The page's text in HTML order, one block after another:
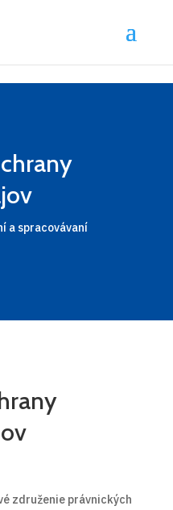
a spracovávaní
združenie právnických